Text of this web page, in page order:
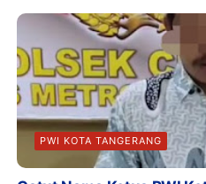
PWI KOTA TANGERANG